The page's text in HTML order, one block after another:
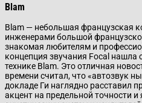
Blam
Blam — небольшая французская
инженерами большой
знакомая любителям и
концепция звучания Focal нашла
технике Blam. Это отличная
времени считал, что «автозвук
докладе Ги наглядно расставил
акцент на предельной точности и